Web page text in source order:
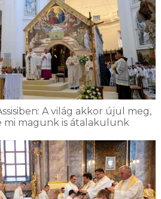
A világ akkor újul meg,
mi magunk is átalakulunk